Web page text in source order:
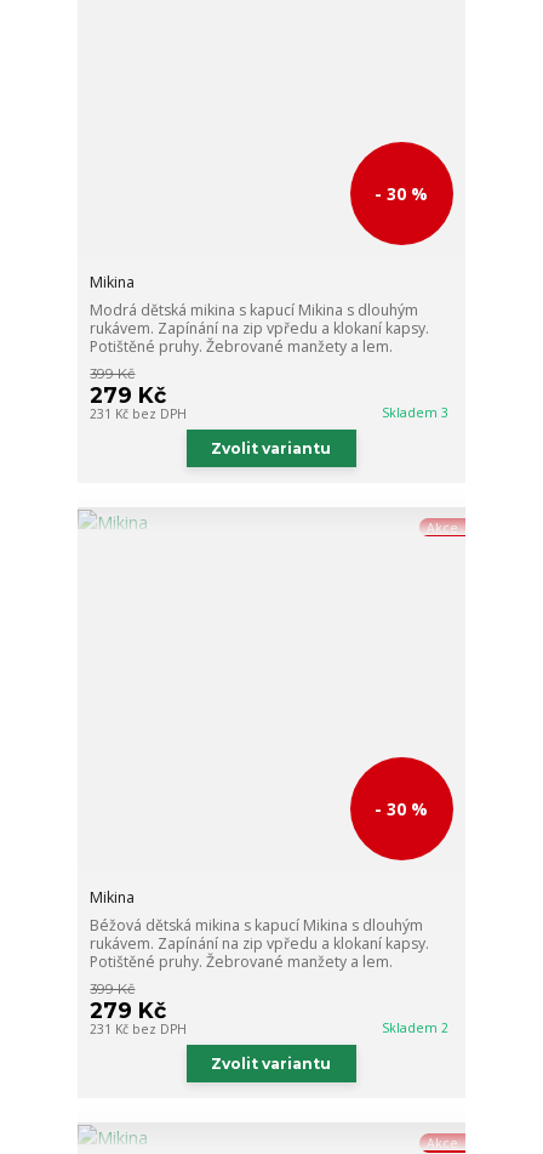
- 30 %
Mikina
Modrá dětská mikina s kapucí Mikina s dlouhým
rukávem. Zapínání na zip vpředu a klokaní kapsy.
Potištěné pruhy. Žebrované manžety a lem.
399 Kč
279 Kč
231 Kč bez DPH Skladem 3
Zvolit variantu
Akce
- 30 %
Mikina
Béžová dětská mikina s kapucí Mikina s dlouhým
rukávem. Zapínání na zip vpředu a klokaní kapsy.
Potištěné pruhy. Žebrované manžety a lem.
399 Kč
279 Kč
231 Kč bez DPH Skladem 2
Zvolit variantu
Akce